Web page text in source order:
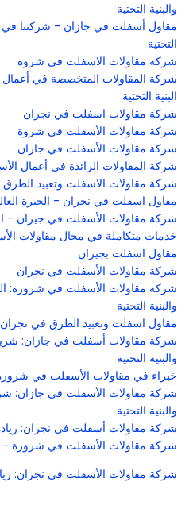
والبنية التحتية
مقاول أسفلت في جازان - شركتنا في
التحتية
شركة مقاولات الاسفلت في شروة
شركة المقاولات المتخصصة في أعمال
البنية التحتية
شركة مقاولات اسفلت في نجران
شركة مقاولات الأسفلت في شروة
شركة مقاولات الأسفلت في جازان
شركة المقاولات الرائدة في أعمال
شركة مقاولات الاسفلت وتعبيد
مقاول اسفلت في نجران - الخبرة
شركة مقاولات الأسفلت في جيزان -
خدمات متكاملة في مجال مقاولات
مقاول اسفلت بجيزان
شركة مقاولات الأسفلت في نجران
شركة مقاولات الأسفلت في شرورة:
والبنية التحتية
مقاول اسفلت وتعبيد الطرق في
شركة مقاولات أسفلت في جازان:
والبنية التحتية
خبراء في مقاولات الأسفلت في
شركة مقاولات الأسفلت في جازان:
والبنية التحتية
شركة مقاولات أسفلت في نجران:
شركة مقاولات الأسفلت في شرورة
شركة مقاولات الأسفلت في نجران: